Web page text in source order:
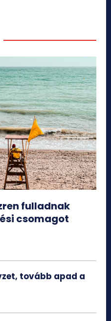
fulladnak
csomagot
tovább apad a